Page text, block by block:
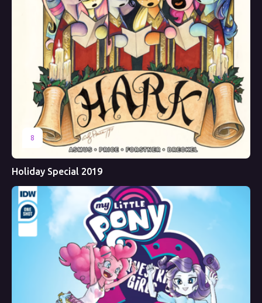
8
Holiday Special 2019